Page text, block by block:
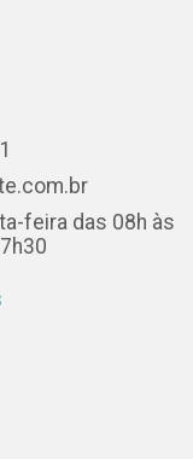
feira das 08h às